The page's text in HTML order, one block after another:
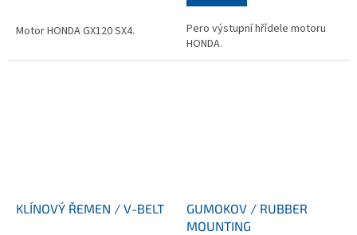
Motor HONDA GX120 SX4.
Pero výstupní hřídele motoru
HONDA.
KLÍNOVÝ ŘEMEN / V-BELT
GUMOKOV / RUBBER
MOUNTING